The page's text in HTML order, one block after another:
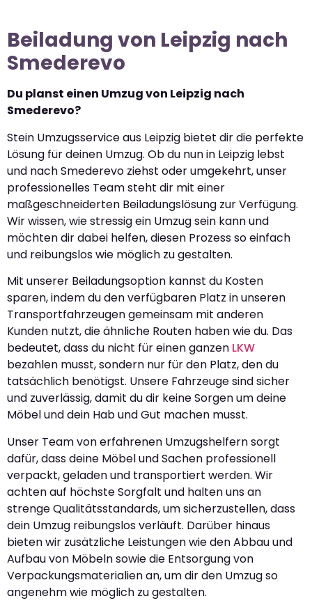
Beiladung von Leipzig nach
Smederevo
Du planst einen Umzug von Leipzig nach
Smederevo?
Stein Umzugsservice aus Leipzig bietet dir die perfekte
Lösung für deinen Umzug. Ob du nun in Leipzig lebst
und nach Smederevo ziehst oder umgekehrt, unser
professionelles Team steht dir mit einer
maßgeschneiderten Beiladungslösung zur Verfügung.
Wir wissen, wie stressig ein Umzug sein kann und
möchten dir dabei helfen, diesen Prozess so einfach
und reibungslos wie möglich zu gestalten.
Mit unserer Beiladungsoption kannst du Kosten
sparen, indem du den verfügbaren Platz in unseren
Transportfahrzeugen gemeinsam mit anderen
Kunden nutzt, die ähnliche Routen haben wie du. Das
bedeutet, dass du nicht für einen ganzen LKW
bezahlen musst, sondern nur für den Platz, den du
tatsächlich benötigst. Unsere Fahrzeuge sind sicher
und zuverlässig, damit du dir keine Sorgen um deine
Möbel und dein Hab und Gut machen musst.
Unser Team von erfahrenen Umzugshelfern sorgt
dafür, dass deine Möbel und Sachen professionell
verpackt, geladen und transportiert werden. Wir
achten auf höchste Sorgfalt und halten uns an
strenge Qualitätsstandards, um sicherzustellen, dass
dein Umzug reibungslos verläuft. Darüber hinaus
bieten wir zusätzliche Leistungen wie den Abbau und
Aufbau von Möbeln sowie die Entsorgung von
Verpackungsmaterialien an, um dir den Umzug so
angenehm wie möglich zu gestalten.